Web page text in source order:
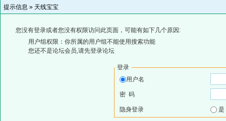
提示信息 » 天线宝宝
您没有登录或者您没有权限访问此页面，可能有如下几个原因:
用户组权限：你所属的用户组不能使用搜索功能
您还不是论坛会员,请先登录论坛
登录
用户名
密 码
隐身登录